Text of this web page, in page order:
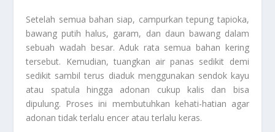
Setelah semua bahan siap, campurkan tepung tapioka,
bawang putih halus, garam, dan daun bawang dalam
sebuah wadah besar. Aduk rata semua bahan kering
tersebut. Kemudian, tuangkan air panas sedikit demi
sedikit sambil terus diaduk menggunakan sendok kayu
atau spatula hingga adonan cukup kalis dan bisa
dipulung. Proses ini membutuhkan kehati-hatian agar
adonan tidak terlalu encer atau terlalu keras.